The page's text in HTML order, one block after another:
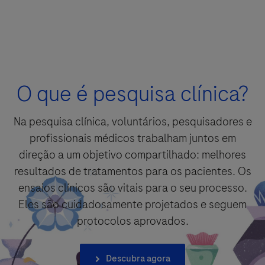
O que é pesquisa clínica?
Na pesquisa clínica, voluntários, pesquisadores e
profissionais médicos trabalham juntos em
direção a um objetivo compartilhado: melhores
resultados de tratamentos para os pacientes. Os
ensaios clínicos são vitais para o seu processo.
Eles são cuidadosamente projetados e seguem
protocolos aprovados.
Descubra agora
Selecione sua opção de contato*
By clicking “Accept and Send”, you confirm that you have read and agree to
Roche’s legal and privacy conditions.
Aceitar e enviar
https://www.gene.com/privacy-policy
For Visitors from Canada, our Privacy Statement can be reviewed below:
http://www.rochecanada.com/en/content/footer-items/privacy.html
Aceitar e enviar